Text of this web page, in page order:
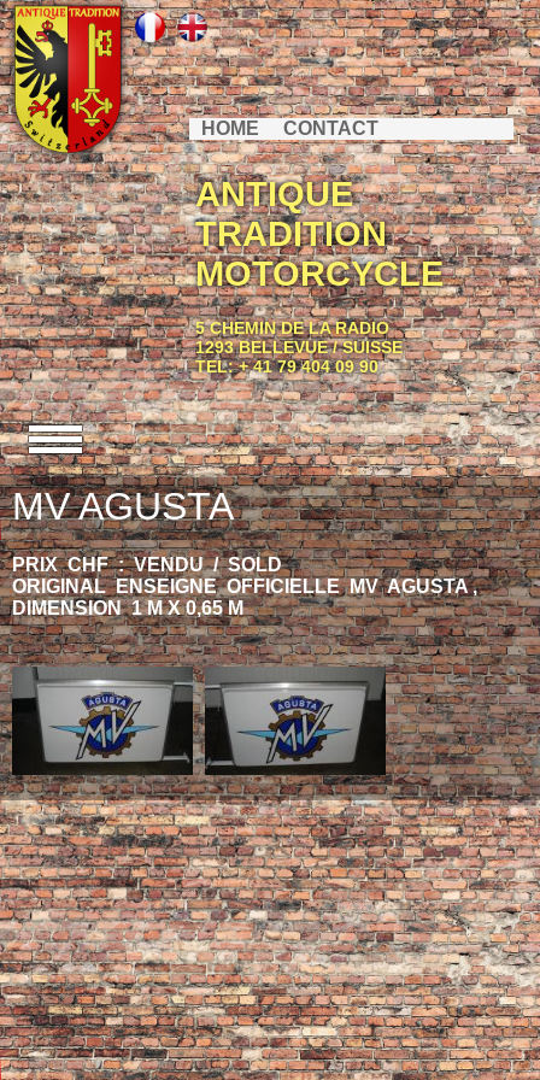
HOME CONTACT
ANTIQUE
TRADITION
MOTORCYCLE
5 CHEMIN DE LA RADIO
1293 BELLEVUE / SUISSE
TEL: + 41 79 404 09 90
MV AGUSTA
PRIX CHF : VENDU / SOLD
ORIGINAL ENSEIGNE OFFICIELLE MV AGUSTA ,
DIMENSION 1 M X 0,65 M